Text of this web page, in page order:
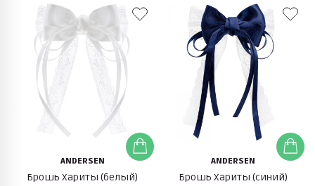
ANDERSEN
Брошь Хариты (белый)
ANDERSEN
Брошь Хариты (синий)